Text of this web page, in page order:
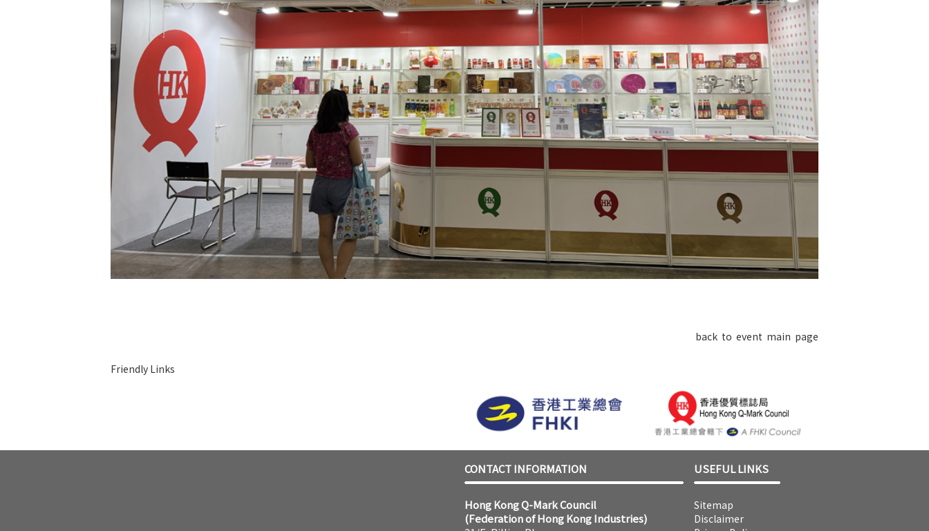
back to event main page
Friendly Links
CONTACT INFORMATION
Hong Kong Q-Mark Council
(Federation of Hong Kong Industries)
USEFUL LINKS
Sitemap
Disclaimer